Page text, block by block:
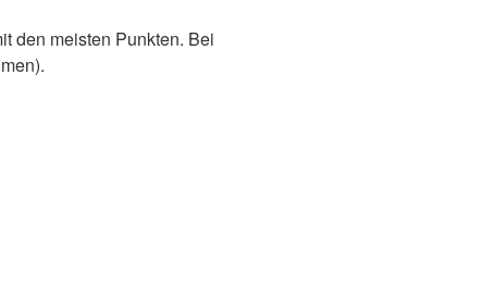
den meisten Punkten. Bei